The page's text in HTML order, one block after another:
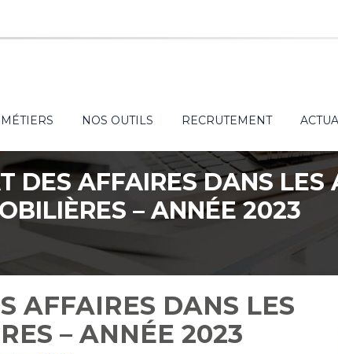
NOS OUTILS RECRUTEMENT
DES AFFAIRES DANS LES
– ANNÉE 2023
AFFAIRES DANS LES
– ANNÉE 2023